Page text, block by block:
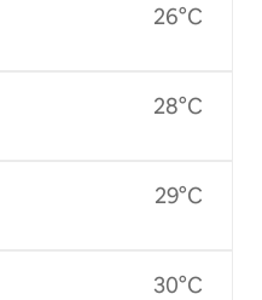
26°C
28°C
29°C
30°C